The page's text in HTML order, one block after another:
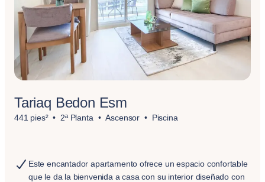
Tariaq Bedon Esm
441 pies² 2ª Planta Ascensor Piscina
Este encantador apartamento ofrece un espacio confortable
que le da la bienvenida a casa con su interior diseñado con